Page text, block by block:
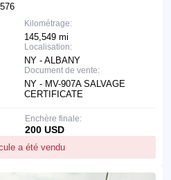
Kilométrage:
145,549 mi
Localisation:
NY - ALBANY
Document de vente:
NY - MV-907A SALVAGE
CERTIFICATE
a été vendu
Enchère finale:
200 USD